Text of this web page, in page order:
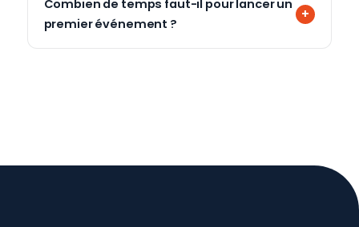
Combien de temps faut-il pour lancer un
premier événement ?